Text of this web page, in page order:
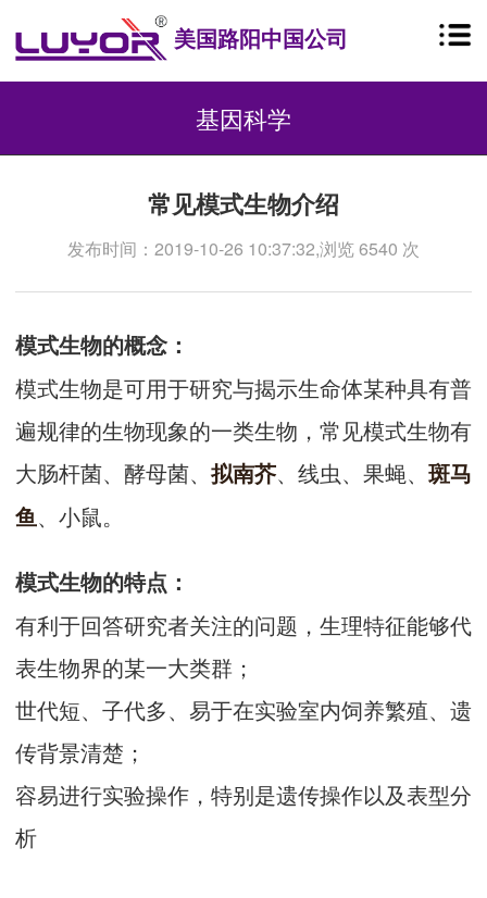
美国路阳中国公司
基因科学
常见模式生物介绍
发布时间：2019-10-26 10:37:32,浏览 6540 次
模式生物的概念：
模式生物是可用于研究与揭示生命体某种具有普
遍规律的生物现象的一类生物，常见模式生物有
大肠杆菌、酵母菌、 拟南芥、线虫、果蝇、 斑马
鱼、小鼠。
模式生物的特点：
有利于回答研究者关注的问题，生理特征能够代
表生物界的某一大类群；
世代短、子代多、易于在实验室内饲养繁殖、遗
传背景清楚；
容易进行实验操作，特别是遗传操作以及表型分
析